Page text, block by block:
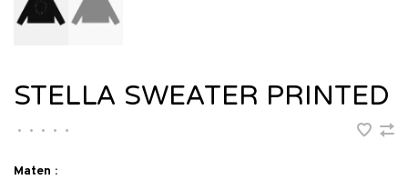
STELLA SWEATER PRINTED
• • • • •
Maten :